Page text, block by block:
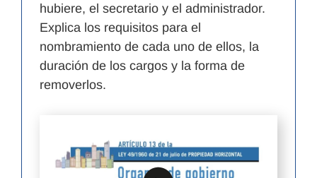
hubiere, el secretario y el administrador.
Explica los requisitos para el
nombramiento de cada uno de ellos, la
duración de los cargos y la forma de
removerlos.